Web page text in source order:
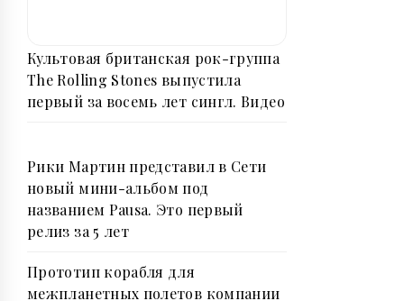
Культовая британская рок-группа
The Rolling Stones выпустила
первый за восемь лет сингл. Видео
Рики Мартин представил в Сети
новый мини-альбом под
названием Pausa. Это первый
релиз за 5 лет
Прототип корабля для
межпланетных полетов компании